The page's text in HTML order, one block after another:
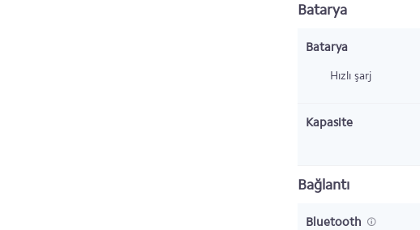
Batarya
Batarya
Hızlı şarj
Kapasite
Bağlantı
Bluetooth